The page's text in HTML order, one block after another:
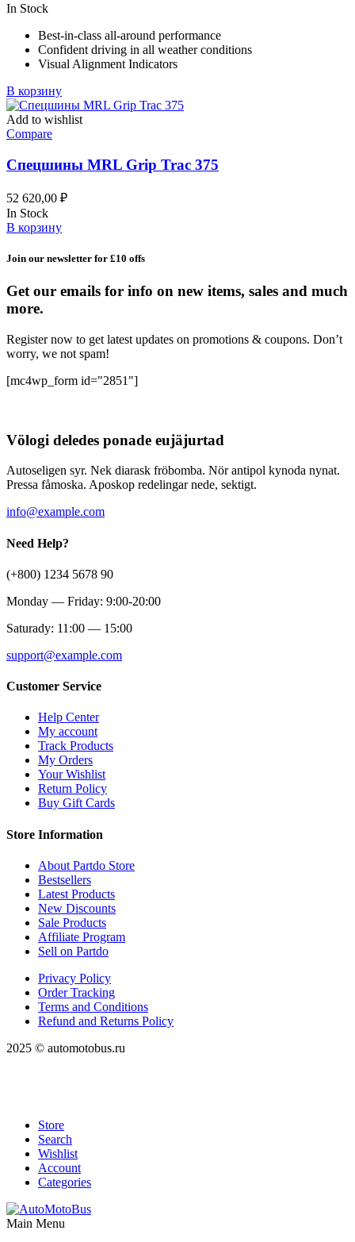
In Stock
Best-in-class all-around performance
Confident driving in all weather conditions
Visual Alignment Indicators
В корзину
Add to wishlist
Compare
Спецшины MRL Grip Trac 375
52 620,00 ₽
In Stock
В корзину
Join our newsletter for £10 offs
Get our emails for info on new items, sales and much
more.
Register now to get latest updates on promotions & coupons. Don’t
worry, we not spam!
[mc4wp_form id="2851"]
Völogi deledes ponade eujäjurtad
Autoseligen syr. Nek diarask fröbomba. Nör antipol kynoda nynat.
Pressa fåmoska. Aposkop redelingar nede, sektigt.
info@example.com
Need Help?
(+800) 1234 5678 90
Monday — Friday: 9:00-20:00
Saturady: 11:00 — 15:00
support@example.com
Customer Service
Help Center
My account
Track Products
My Orders
Your Wishlist
Return Policy
Buy Gift Cards
Store Information
About Partdo Store
Bestsellers
Latest Products
New Discounts
Sale Products
Affiliate Program
Sell on Partdo
Privacy Policy
Order Tracking
Terms and Conditions
Refund and Returns Policy
2025 © automotobus.ru
Store
Search
Wishlist
Account
Categories
Main Menu